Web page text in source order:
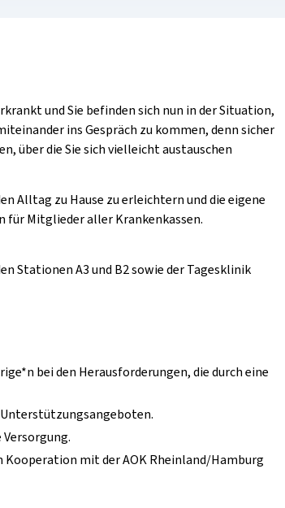
und Sie befinden sich nun in der Situation,
ins Gespräch zu kommen, denn sicher
über die Sie sich vielleicht austauschen
Alltag zu Hause zu erleichtern und die eigene
für Mitglieder aller Krankenkassen.
Stationen A3 und B2 sowie der Tagesklinik
bei den Herausforderungen, die durch eine
Kooperation mit der AOK Rheinland/Hamburg